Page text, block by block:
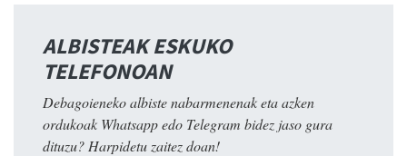
ALBISTEAK ESKUKO
TELEFONOAN
Debagoieneko albiste nabarmenenak eta azken
ordukoak Whatsapp edo Telegram bidez jaso gura
dituzu? Harpidetu zaitez doan!